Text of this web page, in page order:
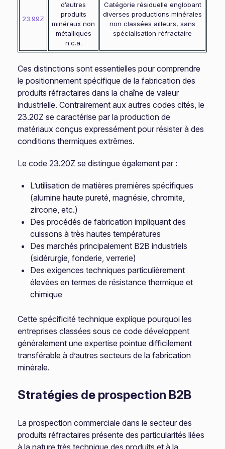
23.99Z
d’autres
produits
minéraux non
métalliques
n.c.a.
Catégorie résiduelle englobant
diverses productions minérales
non classées ailleurs, sans
spécialisation réfractaire
Ces distinctions sont essentielles pour comprendre
le positionnement spécifique de la fabrication des
produits réfractaires dans la chaîne de valeur
industrielle. Contrairement aux autres codes cités, le
23.20Z se caractérise par la production de
matériaux conçus expressément pour résister à des
conditions thermiques extrêmes.
Le code 23.20Z se distingue également par :
L’utilisation de matières premières spécifiques
(alumine haute pureté, magnésie, chromite,
zircone, etc.)
Des procédés de fabrication impliquant des
cuissons à très hautes températures
Des marchés principalement B2B industriels
(sidérurgie, fonderie, verrerie)
Des exigences techniques particulièrement
élevées en termes de résistance thermique et
chimique
Cette spécificité technique explique pourquoi les
entreprises classées sous ce code développent
généralement une expertise pointue difficilement
transférable à d’autres secteurs de la fabrication
minérale.
Stratégies de prospection B2B
La prospection commerciale dans le secteur des
produits réfractaires présente des particularités liées
à la nature très technique des produits et à la